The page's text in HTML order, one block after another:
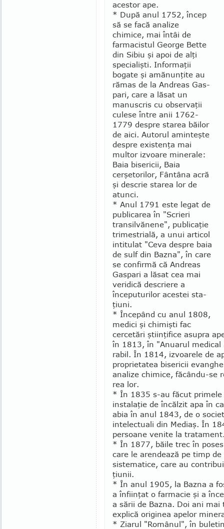
aces­tor ape.
* După anul 1752, încep
să se facă analize
chimice, mai întâi de
farmacistul George Bette
din Sibiu şi apoi de alţi
specialişti. Informaţii
bogate şi amănunţite au
rămas de la Andreas Gas­
pari, care a lăsat un
manuscris cu observaţii
culese între anii 1762-
1779 despre starea băilor
de aici. Autorul amin­teşte
despre existenţa mai
multor iz­voare minerale:
Baia bisericii, Baia
cerşetorilor, Fântâna acră
şi descrie starea lor de
atunci.
* Anul 1791 este legat de
publicarea în "Scrieri
transilvănene", publicaţie
trimestrială, a unui arti­col
intitulat "Ceva despre baia
de sulf din Baz­na", în care
se confirmă că Andreas
Gaspari a lăsat cea mai
veridică descriere a
începuturilor acestei sta­
ţiuni.
* Începând cu anul 1808,
medici şi chimişti fac
cercetări ştiinţifice asupra
în 1813, în "Anuarul
rabil. În 1814, izvoarele de
proprietatea bise­ricii
ana­lize chimice, făcându-
rea lor.
* În 1835 s-au făcut pri­mele
instalaţie de încălzit apa în
abia în anul 1843, de o
intelectuali din Mediaş. În
persoane venite la
* În 1877, băile trec în
care le arendează pe timp
sistematice, care au
ţiu­nii.
* În anul 1905, la Bazna a
a înfiinţat o farmacie şi a
a sării de Bazna. Doi ani mai
explică originea apelor
* Ziarul "Românul", în